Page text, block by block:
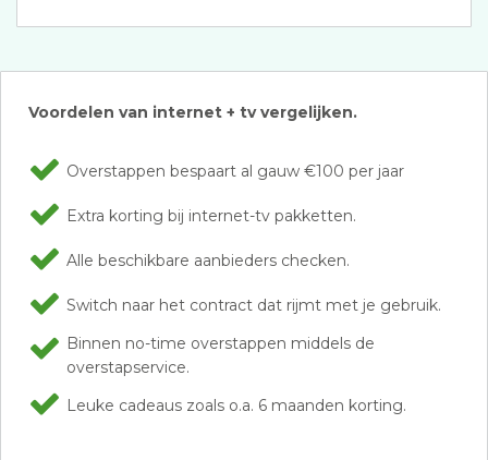
Voordelen van internet + tv vergelijken.
Overstappen bespaart al gauw €100 per jaar
Extra korting bij internet-tv pakketten.
Alle beschikbare aanbieders checken.
Switch naar het contract dat rijmt met je gebruik.
Binnen no-time overstappen middels de
overstapservice.
Leuke cadeaus zoals o.a. 6 maanden korting.